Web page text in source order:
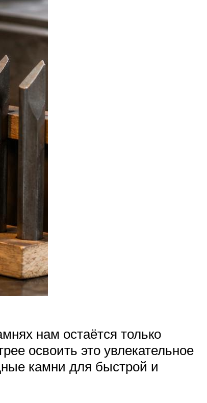
нам остаётся только
освоить это увлекательное
камни для быстрой и